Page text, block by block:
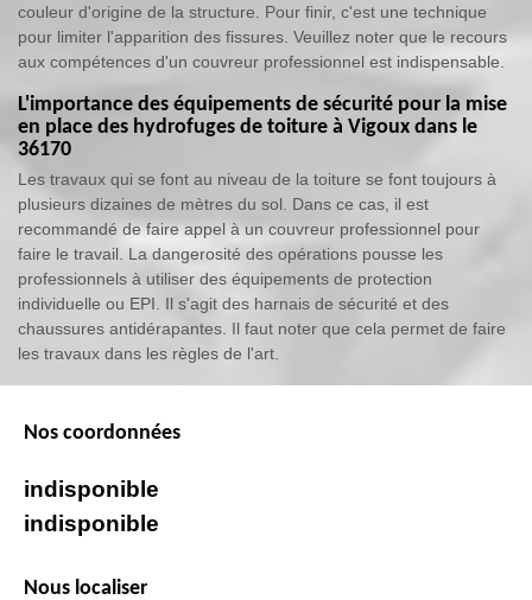
couleur d'origine de la structure. Pour finir, c'est une technique
pour limiter l'apparition des fissures. Veuillez noter que le recours
aux compétences d'un couvreur professionnel est indispensable.
L'importance des équipements de sécurité pour la mise
en place des hydrofuges de toiture à Vigoux dans le
36170
Les travaux qui se font au niveau de la toiture se font toujours à
plusieurs dizaines de mètres du sol. Dans ce cas, il est
recommandé de faire appel à un couvreur professionnel pour
faire le travail. La dangerosité des opérations pousse les
professionnels à utiliser des équipements de protection
individuelle ou EPI. Il s'agit des harnais de sécurité et des
chaussures antidérapantes. Il faut noter que cela permet de faire
les travaux dans les règles de l'art.
Nos coordonnées
indisponible
indisponible
Nous localiser